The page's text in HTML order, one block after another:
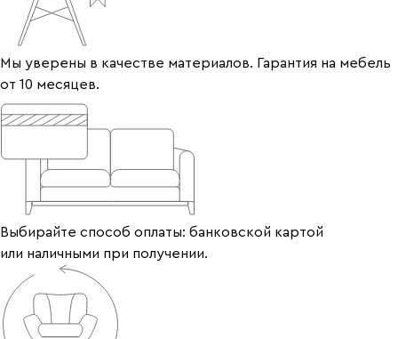
Мы уверены в качестве материалов. Гарантия на мебель
от 10 месяцев.
Выбирайте способ оплаты: банковской картой
или наличными при получении.